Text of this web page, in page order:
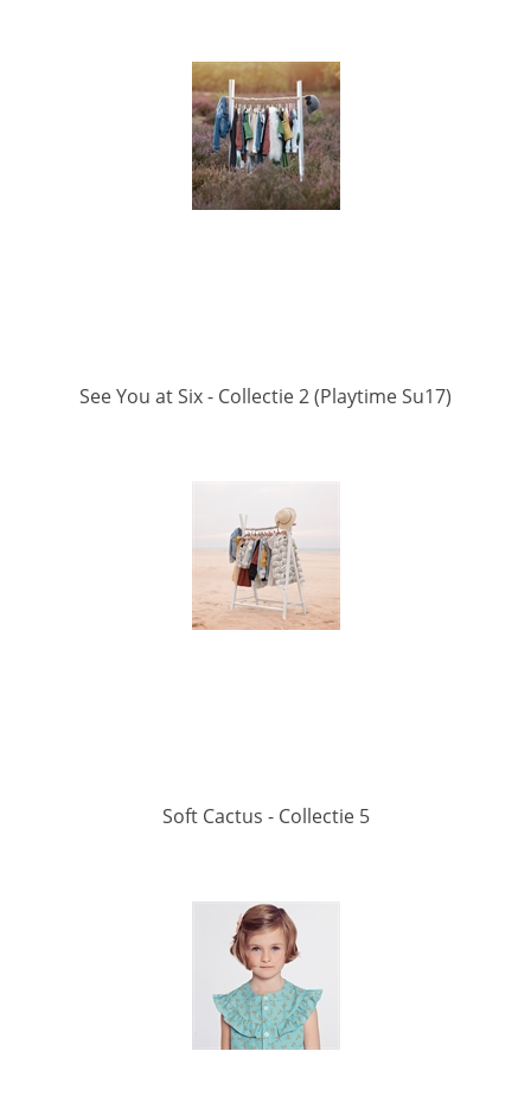
See You at Six - Collectie 2 (Playtime Su17)
Soft Cactus - Collectie 5